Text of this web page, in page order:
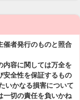
催者発行のものと照合
内容に関しては万全を
安全性を保証するもの
いかなる損害について
一切の責任を負いかね